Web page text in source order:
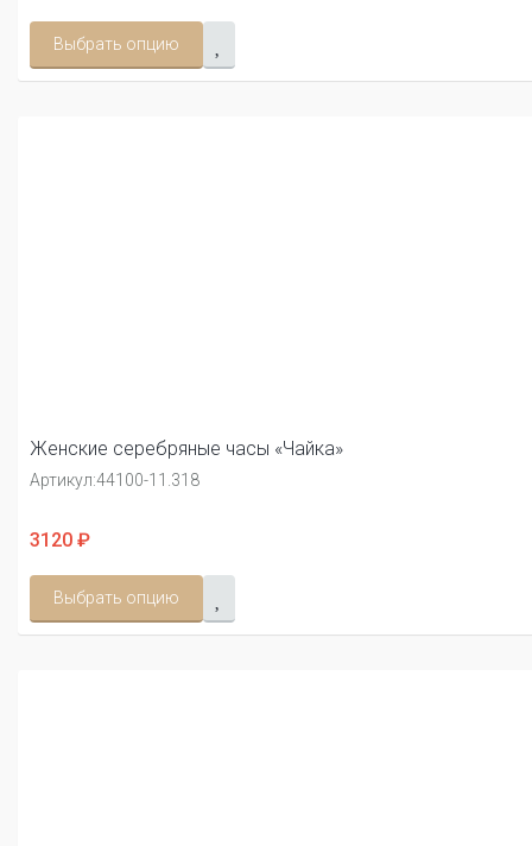
Выбрать опцию
Женские серебряные часы «Чайка»
Артикул:44100-11.318
3120 ₽
Выбрать опцию